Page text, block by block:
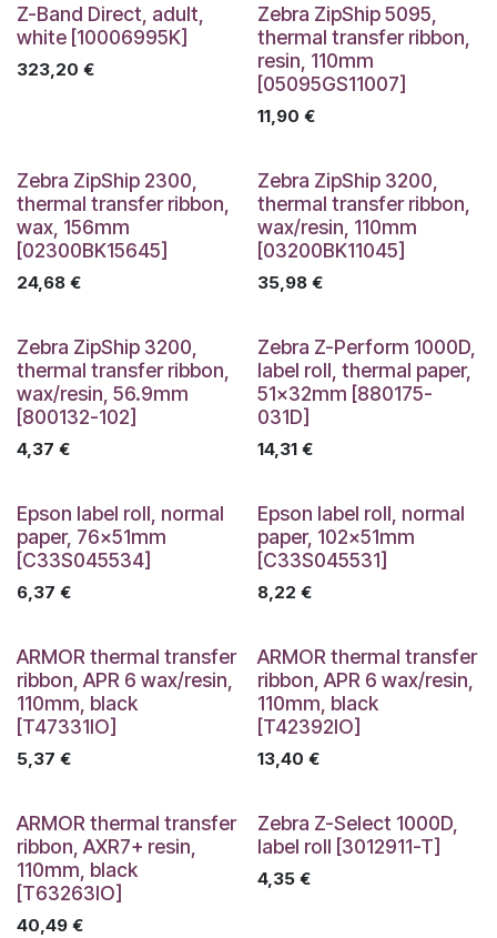
Z-Band Direct, adult,
white [10006995K]
323,20 €
Zebra ZipShip 5095,
thermal transfer ribbon,
resin, 110mm
[05095GS11007]
11,90 €
Zebra ZipShip 2300,
thermal transfer ribbon,
wax, 156mm
[02300BK15645]
24,68 €
Zebra ZipShip 3200,
thermal transfer ribbon,
wax/resin, 110mm
[03200BK11045]
35,98€
Zebra ZipShip 3200,
thermal transfer ribbon,
wax/resin, 56.9mm
[800132-102]
4,37 €
Zebra Z-Perform 1000D,
label roll, thermal paper,
51x32mm [880175-
031D]
14,31€
Epson label roll, normal
paper, 76x51mm
[C33S045534]
6,37 €
Epson label roll, normal
paper, 102x51mm
[C33S045531]
8,22 €
ARMOR thermal transfer
ribbon, APR 6 wax/resin,
110mm, black
[T47331IO]
5,37 €
ARMOR thermal transfer
ribbon, APR 6 wax/resin,
110mm, black
[T42392IO]
13,40 €
ARMOR thermal transfer
ribbon, AXR7+ resin,
110mm, black
[T63263IO]
40,49 €
Zebra Z-Select 1000D,
label roll [3012911-T]
4,35€